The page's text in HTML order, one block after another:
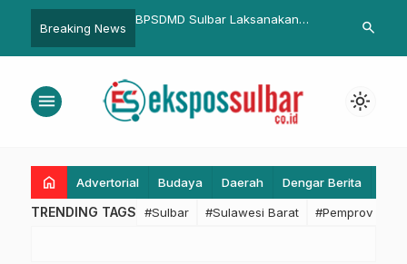
Breaking News
untuk Antisipasi
Kantor
Inspektorat Daerah Sulbar
Pencegahan Korupsi dalam
Kalla
Veloz
1.000 KM
search
menu light_mode
home Advertorial Budaya Daerah Dengar Berita
TRENDING TAGS #Sulbar #Sulawesi Barat #Pemprov